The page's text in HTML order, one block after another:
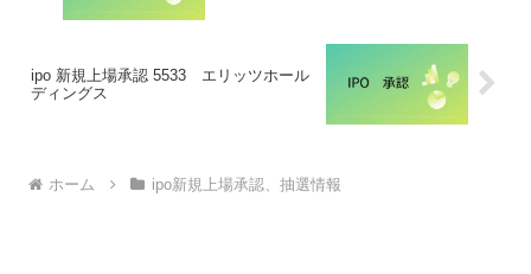
ipo 新規上場承認 5533 エリッツホール
ディングス
ホーム ipo新規上場承認、抽選情報